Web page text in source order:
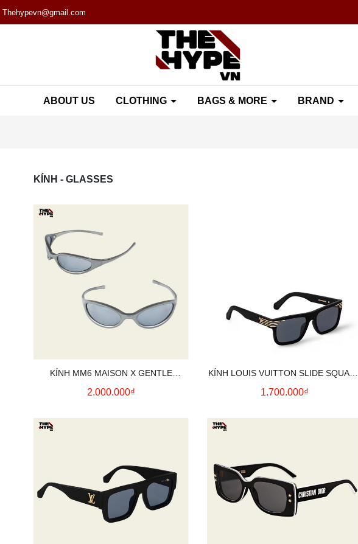
Thehypevn@gmail.com
ABOUT US CLOTHING BAGS & MORE BRAND
KÍNH - GLASSES
KÍNH MM6 MAISON X GENTLE
MONSTER (MM202)
2.000.000₫
KÍNH LOUIS VUITTON SLIDE SQUARE
SUNGLASSES
1.700.000₫